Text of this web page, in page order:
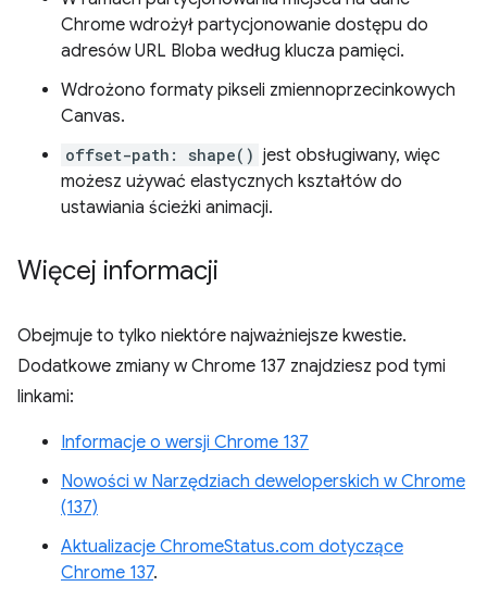
Chrome wdrożył partycjonowanie dostępu do
adresów URL Bloba według klucza pamięci.
Wdrożono formaty pikseli zmiennoprzecinkowych
Canvas.
offset-path: shape() jest obsługiwany, więc
możesz używać elastycznych kształtów do
ustawiania ścieżki animacji.
Więcej informacji
Obejmuje to tylko niektóre najważniejsze kwestie.
Dodatkowe zmiany w Chrome 137 znajdziesz pod tymi
linkami:
Informacje o wersji Chrome 137
Nowości w Narzędziach deweloperskich w Chrome
(137)
Aktualizacje ChromeStatus.com dotyczące
Chrome 137.